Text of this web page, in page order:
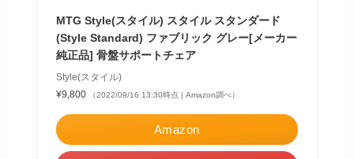
MTG Style(スタイル) スタイル スタンダード
(Style Standard) ファブリック グレー[メーカー
純正品] 骨盤サポートチェア
Style(スタイル)
¥9,800
（2022/09/16 13:30時点 | Amazon調べ）
Amazon